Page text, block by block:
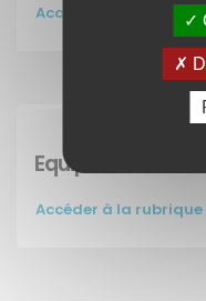
Accéder à la rubrique
Equipe de
Accéder à la rubrique